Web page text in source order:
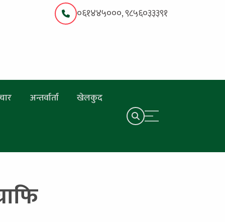
०६१४४५०००, ९८५६०३३३९१
अन्तर्वार्ता खेलकुद